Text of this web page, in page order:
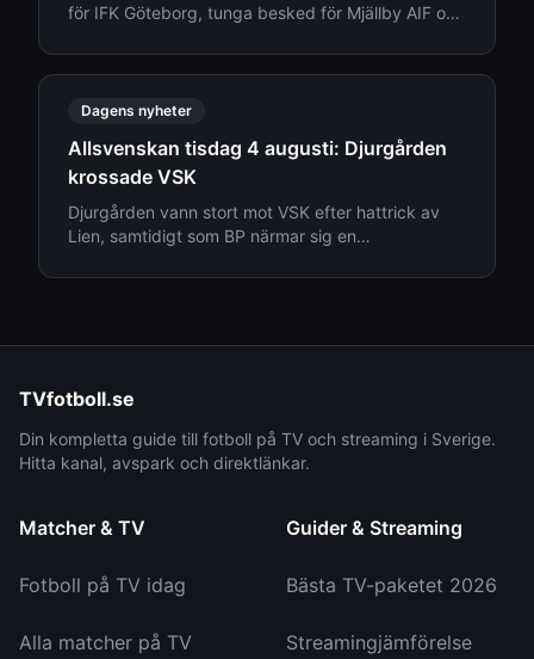
för IFK Göteborg, tunga besked för Mjällby AIF och
Dagens nyheter
Allsvenskan tisdag 4 augusti: Djurgården
krossade VSK
Djurgården vann stort mot VSK efter hattrick av
Lien, samtidigt som BP närmar sig en
Allsvenskan den 4 augusti.
TVfotboll.se
Din kompletta guide till fotboll på TV och streaming i Sverige.
Hitta kanal, avspark och direktlänkar.
Matcher & TV
Fotboll på TV idag
Alla matcher på TV
Guider & Streaming
Bästa TV-paketet 2026
Streamingjämförelse